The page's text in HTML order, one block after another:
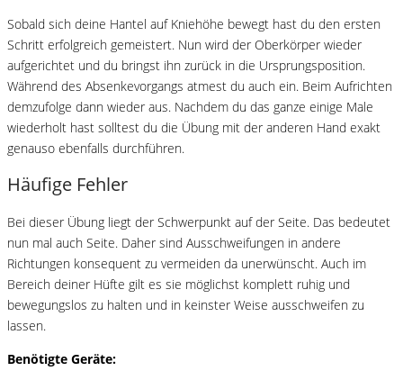
Sobald sich deine Hantel auf Kniehöhe bewegt hast du den ersten
Schritt erfolgreich gemeistert. Nun wird der Oberkörper wieder
aufgerichtet und du bringst ihn zurück in die Ursprungsposition.
Während des Absenkevorgangs atmest du auch ein. Beim Aufrichten
demzufolge dann wieder aus. Nachdem du das ganze einige Male
wiederholt hast solltest du die Übung mit der anderen Hand exakt
genauso ebenfalls durchführen.
Häufige Fehler
Bei dieser Übung liegt der Schwerpunkt auf der Seite. Das bedeutet
nun mal auch Seite. Daher sind Ausschweifungen in andere
Richtungen konsequent zu vermeiden da unerwünscht. Auch im
Bereich deiner Hüfte gilt es sie möglichst komplett ruhig und
bewegungslos zu halten und in keinster Weise ausschweifen zu
lassen.
Benötigte Geräte: